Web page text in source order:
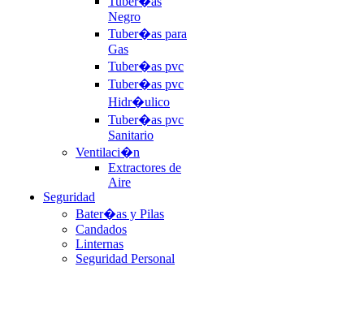
Negro
Tuber�as para
Gas
Tuber�as pvc
Tuber�as pvc
Hidr�ulico
Tuber�as pvc
Sanitario
Ventilaci�n
Extractores de
Aire
Seguridad
Bater�as y Pilas
Candados
Linternas
Seguridad Personal